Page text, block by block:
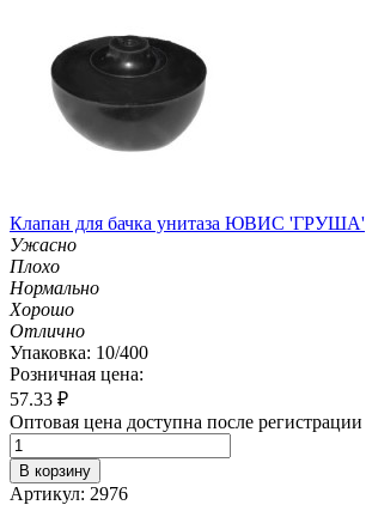
Клапан для бачка унитаза ЮВИС 'ГРУША'
Ужасно
Плохо
Нормально
Хорошо
Отлично
Упаковка: 10/400
Розничная цена:
57.33 ₽
Оптовая цена доступна после регистрации
В корзину
Артикул: 2976